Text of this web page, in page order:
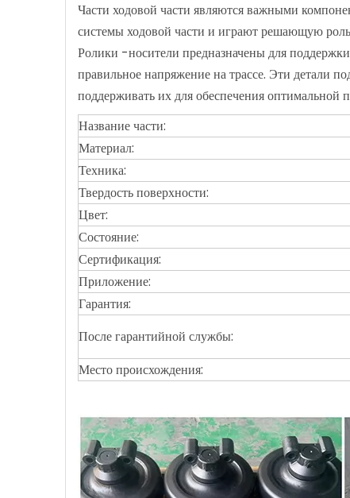
Части ходовой части являются важными
системы ходовой части и играют решающую
Ролики -носители предназначены для
правильное напряжение на трассе. Эти детали
поддерживать их для обеспечения оптимальной
Название части:
Материал:
Техника:
Твердость поверхности:
Цвет:
Состояние:
Сертификация:
Приложение:
Гарантия:
После гарантийной службы:
Место происхождения: